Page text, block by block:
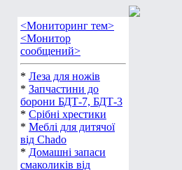
<Мониторинг тем>
<Монитор
сообщений>
* Леза для ножів
*Запчастини до
борони БДТ-7, БДТ-3
* Срібні хрестики
*Меблі для дитячої
від Chado
*Домашні запаси